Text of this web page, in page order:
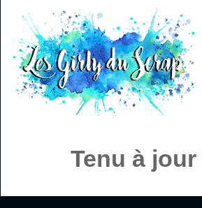
Tenu à